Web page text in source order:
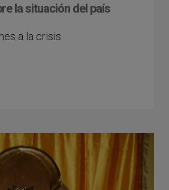
la situación del país
a la crisis